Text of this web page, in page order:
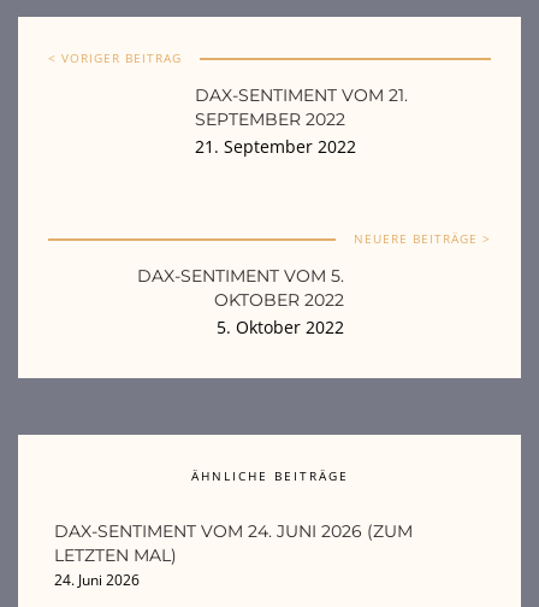
< VORIGER BEITRAG
DAX-SENTIMENT VOM 21.
SEPTEMBER 2022
21. September 2022
NEUERE BEITRÄGE >
DAX-SENTIMENT VOM 5.
OKTOBER 2022
5. Oktober 2022
ÄHNLICHE BEITRÄGE
DAX-SENTIMENT VOM 24. JUNI 2026 (ZUM
LETZTEN MAL)
24. Juni 2026